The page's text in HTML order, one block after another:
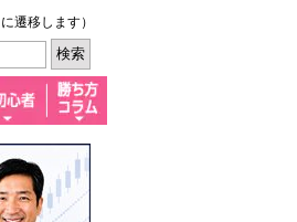
遷移します）